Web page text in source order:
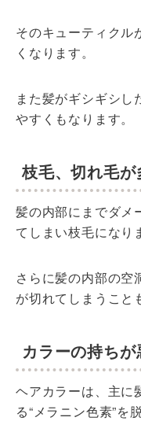
そのキューティクル
くなります。
また髪がギシギシし
やすくもなります。
枝毛、切れ毛が
髪の内部にまでダメ
てしまい枝毛になり
さらに髪の内部の空
が切れてしまうこと
カラーの持ちが
ヘアカラーは、主に
る“メラニン色素”を